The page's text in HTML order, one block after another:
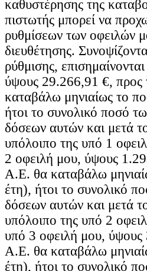
καθυστέρησης της
πιστωτής μπορεί να
ρυθμίσεων των οφειλών
διευθέτησης.
ρύθμισης,
ύψους 29.266,91 €,
καταβάλω μηνιαίως το
ήτοι το συνολικό ποσό
δόσεων αυτών και μετά
υπόλοιπο της υπό 1
2 οφειλή μου, ύψους
Α.Ε. θα καταβάλω
έτη), ήτοι το συνολικό
δόσεων αυτών και μετά
υπόλοιπο της υπό 2
υπό 3 οφειλή μου,
Α.Ε. θα καταβάλω
έτη), ήτοι το συνολικό